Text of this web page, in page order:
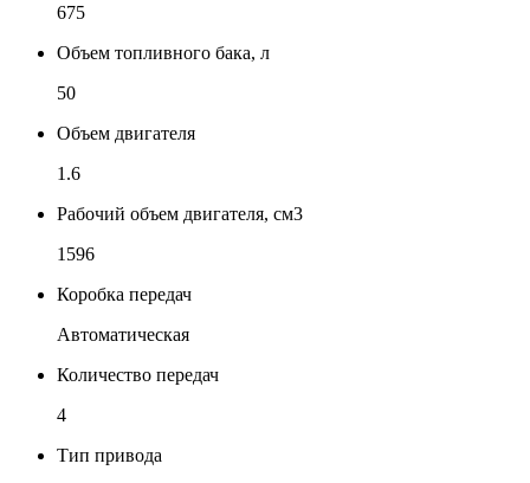
675
Объем топливного бака, л
50
Объем двигателя
1.6
Рабочий объем двигателя, см3
1596
Коробка передач
Автоматическая
Количество передач
4
Тип привода